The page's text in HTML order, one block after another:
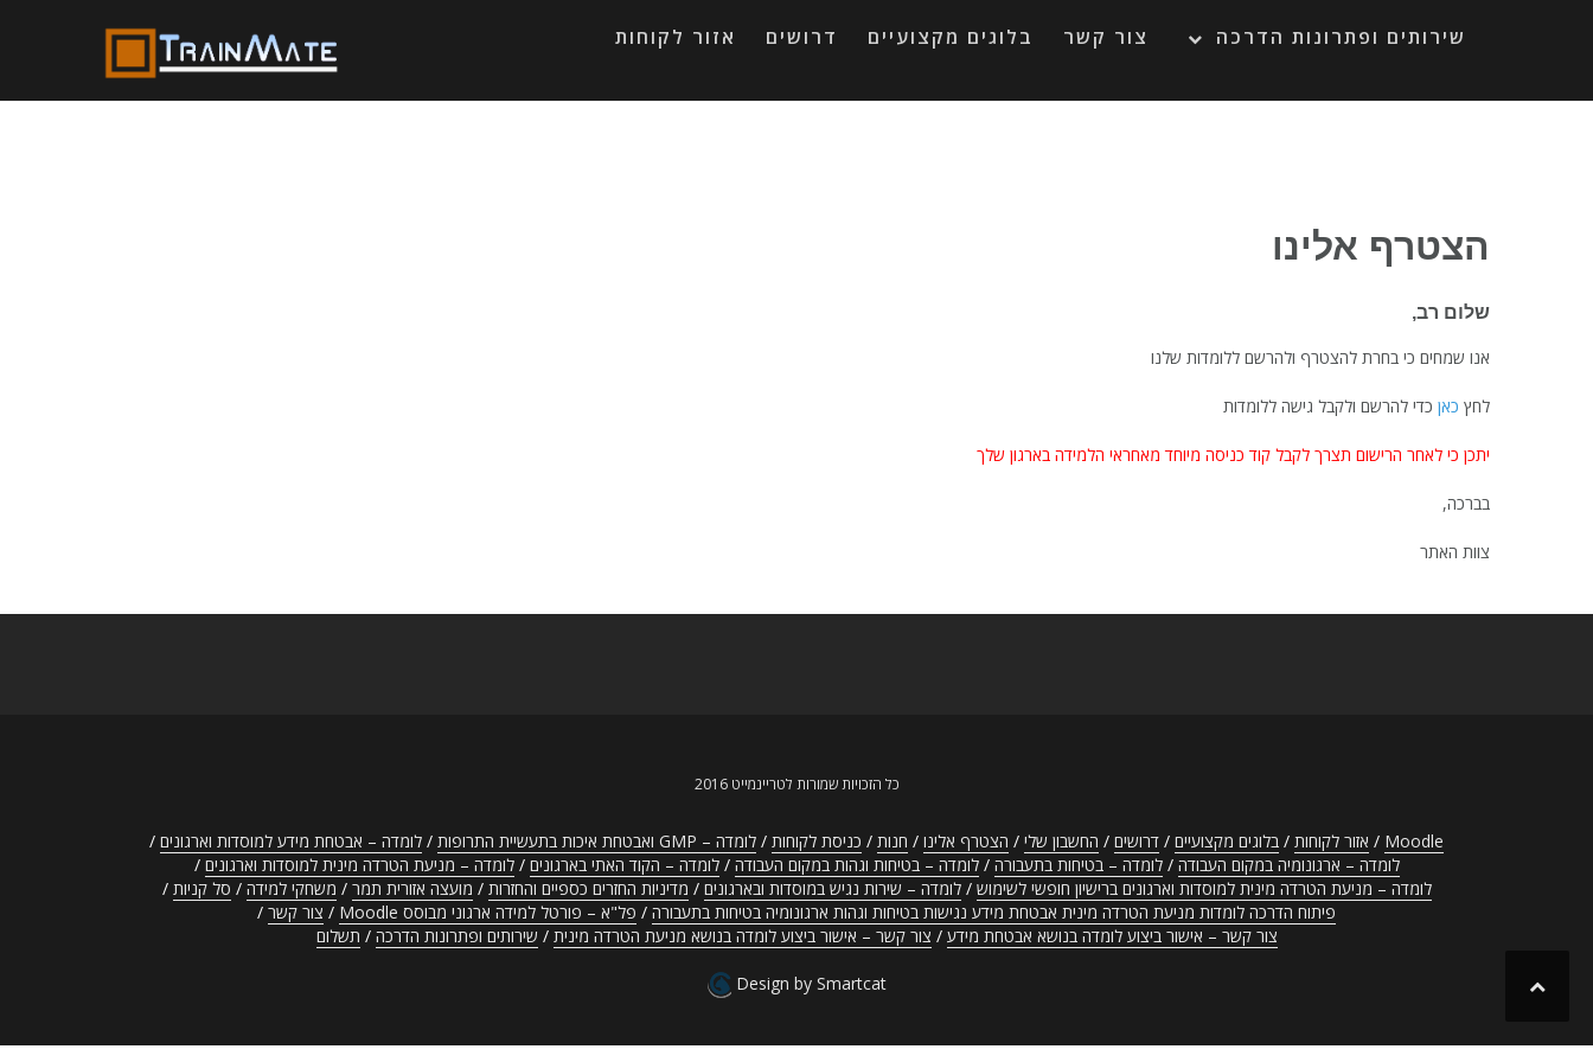
אזור לקוחות דרושים בלוגים מקצועיים צור קשר שירותים ופתרונות הדרכה
הצטרף אלינו
שלום רב,
אנו שמחים כי בחרת להצטרף ולהרשם ללומדות שלנו
לחץ כאן כדי להרשם ולקבל גישה ללומדות
יתכן כי לאחר הרישום תצרך לקבל קוד כניסה מיוחד מאחראי הלמידה בארגון שלך
בברכה,
צוות האתר
כל הזכויות שמורות לטריינמייט 2016
Moodle אזור לקוחות בלוגים מקצועיים דרושים החשבון שלי הצטרף אלינו חנות כניסת לקוחות לומדה – GMP ואבטחת איכות בתעשיית התרופות
לומדה – אבטחת מידע למוסדות וארגונים
לומדה – ארגונומיה במקום העבודה
לומדה – בטיחות בתעבורה לומדה – בטיחות וגהות במקום העבודה לומדה – הקוד האתי בארגונים
לומדה – מניעת הטרדה מינית למוסדות וארגונים
לומדה – מניעת הטרדה מינית למוסדות וארגונים ברישיון חופשי לשימוש
לומדה – שירות נגיש במוסדות ובארגונים מדיניות החזרים כספיים והחזרות מועצה אזורית תמר משחקי למידה
סל קניות
פיתוח הדרכה לומדות מניעת הטרדה מינית אבטחת מידע נגישות בטיחות וגהות ארגונומיה בטיחות בתעבורה
פל"א – פורטל למידה ארגוני מבוסס Moodle
צור קשר
צור קשר – אישור ביצוע לומדה בנושא אבטחת מידע
צור קשר – אישור ביצוע לומדה בנושא מניעת הטרדה מינית שירותים ופתרונות הדרכה תשלום
Design by Smartcat